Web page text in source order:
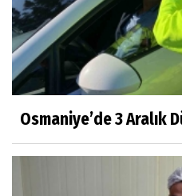
Osmaniye’de 3 Aralık